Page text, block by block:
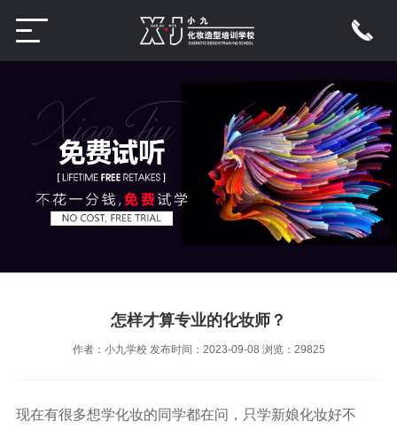
怎样才算专业的化妆师？
作者：小九学校 发布时间：2023-09-08 浏览： 29825
现在有很多想学化妆的同学都在问，只学新娘化妆好不